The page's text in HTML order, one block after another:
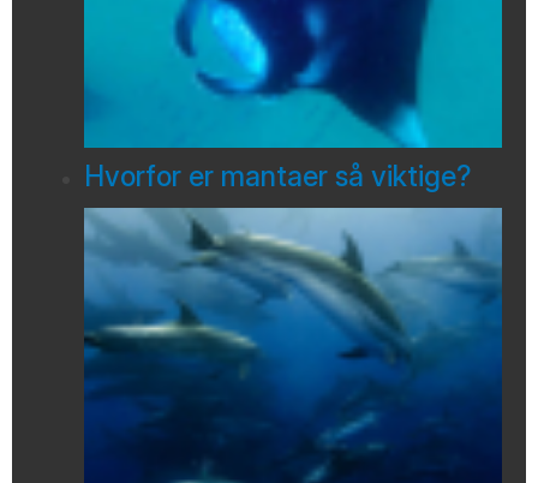
Hvorfor er mantaer så viktige?